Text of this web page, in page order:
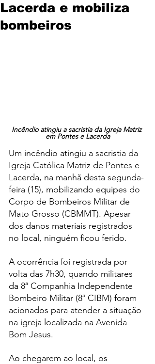
Lacerda e mobiliza
bombeiros
Incêndio atingiu a sacristia da Igreja Matriz
em Pontes e Lacerda
Um incêndio atingiu a sacristia da
Igreja Católica Matriz de Pontes e
Lacerda, na manhã desta segunda-
feira (15), mobilizando equipes do
Corpo de Bombeiros Militar de
Mato Grosso (CBMMT). Apesar
dos danos materiais registrados
no local, ninguém ficou ferido.
A ocorrência foi registrada por
volta das 7h30, quando militares
da 8ª Companhia Independente
Bombeiro Militar (8ª CIBM) foram
acionados para atender a situação
na igreja localizada na Avenida
Bom Jesus.
Ao chegarem ao local, os